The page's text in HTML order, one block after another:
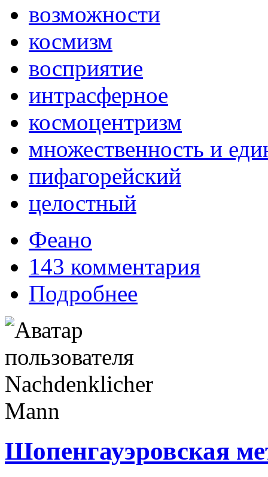
возможности
космизм
восприятие
интрасферное
космоцентризм
множественность и
пифагорейский
целостный
Феано
143 комментария
Подробнее
Шопенгауэровская